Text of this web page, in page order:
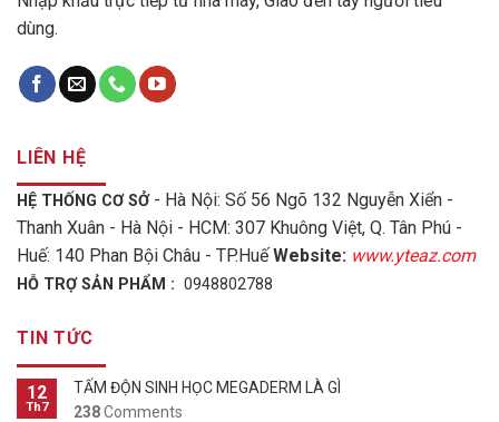
dùng.
LIÊN HỆ
HỆ THỐNG CƠ SỞ - Hà Nội: Số 56 Ngõ 132 Nguyễn Xiển -
Thanh Xuân - Hà Nội - HCM: 307 Khuông Việt, Q. Tân Phú -
Huế: 140 Phan Bội Châu - TP.HuếWebsite: www.yteaz.com
HỖ TRỢ SẢN PHẨM : 0948802788
TIN TỨC
12
Th7
TẤM ĐỘN SINH HỌC MEGADERM LÀ GÌ
238Comments